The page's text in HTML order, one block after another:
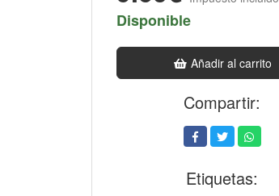
Disponible
Añadir al carrito
Compartir:
Etiquetas: